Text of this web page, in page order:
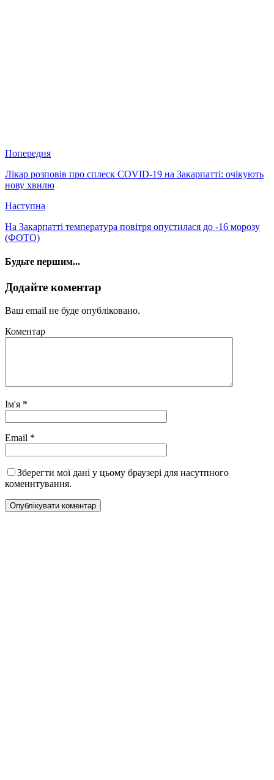
Попередня
Лікар розповів про сплеск COVID-19 на Закарпатті: очікують
нову хвилю
Наступна
На Закарпатті температура повітря опустилася до -16 морозу
(ФОТО)
Будьте першим...
Додайте коментар
Ваш email не буде опубліковано.
Коментар
Ім'я *
Email *
Зберегти мої дані у цьому браузері для насутпного
коменнтування.